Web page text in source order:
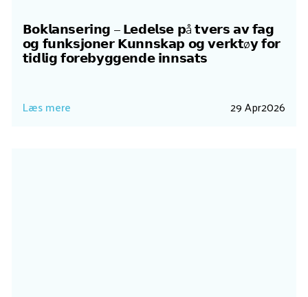
𝗕𝗼𝗸𝗹𝗮𝗻𝘀𝗲𝗿𝗶𝗻𝗴 – 𝗟𝗲𝗱𝗲𝗹𝘀𝗲 𝗽å 𝘁𝘃𝗲𝗿𝘀 𝗮𝘃 𝗳𝗮𝗴
𝗼𝗴 𝗳𝘂𝗻𝗸𝘀𝗷𝗼𝗻𝗲𝗿 𝗞𝘂𝗻𝗻𝘀𝗸𝗮𝗽 𝗼𝗴 𝘃𝗲𝗿𝗸𝘁ø𝘆 𝗳𝗼𝗿
𝘁𝗶𝗱𝗹𝗶𝗴 𝗳𝗼𝗿𝗲𝗯𝘆𝗴𝗴𝗲𝗻𝗱𝗲 𝗶𝗻𝗻𝘀𝗮𝘁𝘀
Læs mere 29 Apr2026